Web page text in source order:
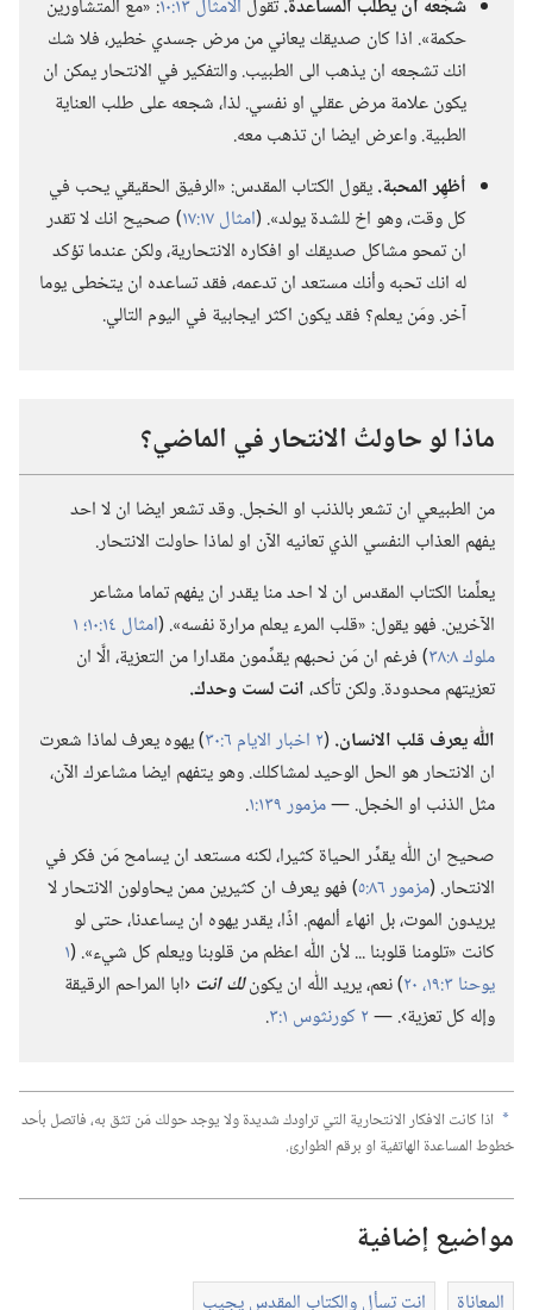
شجِّعه ان يطلب المساعدة.‏تقول الامثال ١٣:‏١٠
‏:‏ «مع المتشاورين
حكمة».‏ اذا كان صديقك يعاني من مرض جسدي خطير،‏ فلا شك
انك تشجعه ان يذهب الى الطبيب.‏ والتفكير في الانتحار يمكن ان
يكون علامة مرض عقلي او نفسي.‏ لذا،‏ شجعه على طلب العناية
الطبية.‏ واعرض ايضا ان تذهب معه.‏
أظهِر المحبة.‏يقول الكتاب المقدس:‏ «الرفيق الحقيقي يحب في
كل وقت،‏ وهو اخ للشدة يولد».‏ (‏امثال ١٧:‏١٧
‏)‏ صحيح انك لا تقدر
ان تمحو مشاكل صديقك او افكاره الانتحارية،‏ ولكن عندما تؤكد
له انك تحبه وأنك مستعد ان تدعمه،‏ فقد تساعده ان يتخطى يوما
آخر.‏ ومَن يعلم؟‏ فقد يكون اكثر ايجابية في اليوم التالي.‏
ماذا لو حاولتُ الانتحار في الماضي؟‏
من الطبيعي ان تشعر بالذنب او الخجل.‏ وقد تشعر ايضا ان لا احد
يفهم العذاب النفسي الذي تعانيه الآن او لماذا حاولت الانتحار.‏
يعلِّمنا الكتاب المقدس ان لا احد منا يقدر ان يفهم تماما مشاعر
الآخرين.‏ فهو يقول:‏ «قلب المرء يعلم مرارة نفسه».‏ (‏امثال ١٤:‏١٠؛‏
١
ملوك ٨:‏٣٨
‏)‏ فرغم ان مَن نحبهم يقدِّمون مقدارا من التعزية،‏ الَّا ان
تعزيتهم محدودة.‏ ولكن تأكد،‏انت لست وحدك.‏
اللّٰه يعرف قلب الانسان.‏(‏٢ اخبار الايام ٦:‏٣٠
‏)‏ يهوه يعرف لماذا شعرت
ان الانتحار هو الحل الوحيد لمشاكلك.‏ وهو يتفهم ايضا مشاعرك الآن،‏
مثل الذنب او الخجل.‏ —‏مزمور ١٣٩:‏١
‏.‏
صحيح ان اللّٰه يقدِّر الحياة كثيرا،‏ لكنه مستعد ان يسامح مَن فكر في
الانتحار.‏ (‏مزمور ٨٦:‏٥
‏)‏ فهو يعرف ان كثيرين ممن يحاولون الانتحار لا
يريدون الموت،‏ بل انهاء ألمهم.‏ اذًا،‏ يقدر يهوه ان يساعدنا،‏ حتى لو
كانت «تلومنا قلوبنا .‏.‏.‏ لأن اللّٰه اعظم من قلوبنا ويعلم كل شيء».‏ (‏١
يوحنا ٣:‏١٩،‏ ٢٠
‏)‏ نعم،‏ يريد اللّٰه ان يكونلك انت‹ابا المراحم الرقيقة
وإله كل تعزية›.‏ —‏٢ كورنثوس ١:‏٣ ‏.‏
a اذا كانت الافكار الانتحارية التي تراودك شديدة ولا يوجد حولك مَن تثق به،‏ فاتصل بأحد
خطوط المساعدة الهاتفية او برقم الطوارئ.‏
مواضيع إضافية
المعاناة
انت تسأل والكتاب المقدس يجيب